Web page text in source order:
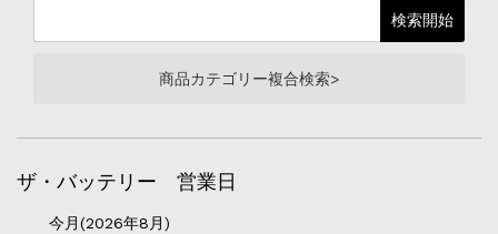
商品カテゴリー複合検索>
ザ・バッテリー 営業日
今月(2026年8月)